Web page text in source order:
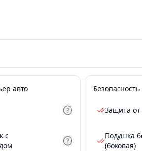
авто
с
Безопасность
Защита от
Подушка
(боковая)